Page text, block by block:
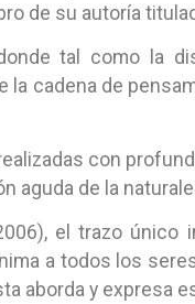
de su autoría
tal como la
cadena de
con
de la
el trazo
a todos los
aborda y expresa